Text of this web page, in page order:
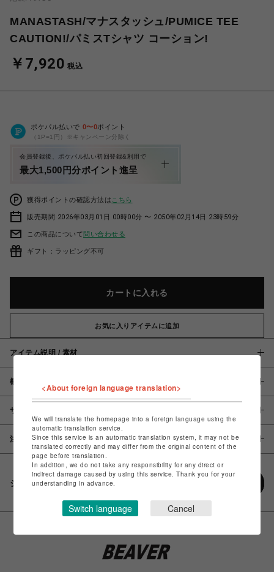
MANASTASH/マナスタッシュ/PUMICE TEE
CAUTION!/パミスTシャツ コーション!
￥7,920 税込
ポケパル払いで 0〜0ポイント
（1P=1円）※キャンペーン分除く
会員登録後、ポケパル払い初回登録&利用で
最大1,500円分ポイント進呈
獲得ポイントの確認方法は こちら
販売期間 2026年03月01日 00時00分 〜 2050年02月14日 23時59分
この商品について問い合わせる
ギフト：ラッピング不可
カートに入れる
お気に入りアイテムに追加
アイテム説明 / 素材
概要
サイズ
注意事項
シェアする
<About foreign language translation>
We will translate the homepage into a foreign language using the
automatic translation service.
Since this service is an automatic translation system, it may not be
translated correctly and may differ from the original content of the
page before translation.
In addition, we do not take any responsibility for any direct or
indirect damage caused by using this service. Thank you for your
understanding in advance.
Switch language Cancel